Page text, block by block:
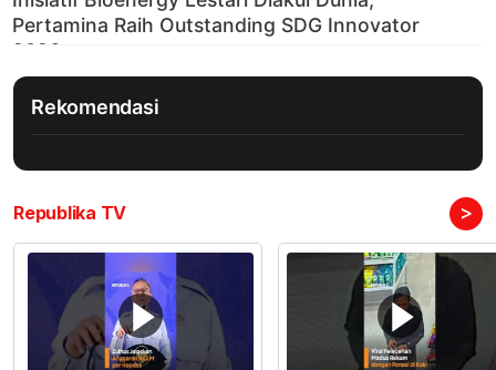
Rekomendasi
Republika TV >